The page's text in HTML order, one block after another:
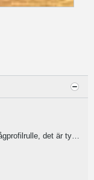
Alla vet ju att Ambassadeur inte är en lågprofilrulle, det är tydligt. Men hur hög profil har de egentligen?...